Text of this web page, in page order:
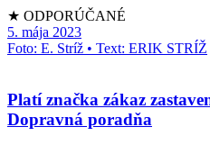
★ ODPORÚČANÉ
5. mája 2023
Foto: E. Stríž • Text: ERIK STRÍŽ
Platí značka zákaz
Dopravná poradňa